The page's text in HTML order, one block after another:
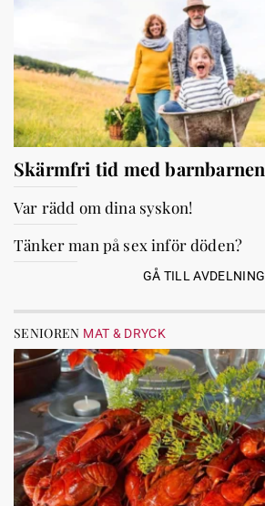
Skärmfri tid med barnbarnen
Var rädd om dina syskon!
Tänker man på sex inför döden?
GÅ TILL AVDELNING
SENIOREN MAT & DRYCK